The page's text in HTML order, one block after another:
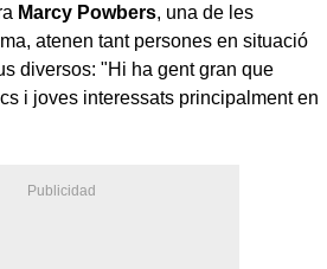
Marcy Powbers, una de les
atenen tant persones en situació
diversos: "Hi ha gent gran que
i joves interessats principalment en